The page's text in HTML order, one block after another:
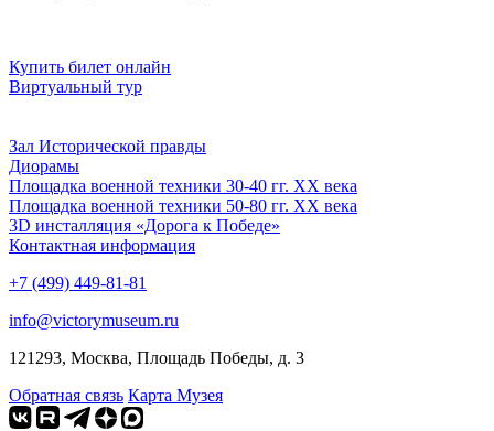
Купить билет онлайн
Виртуальный тур
Зал Исторической правды
Диорамы
Площадка военной техники 30-40 гг. ХХ века
Площадка военной техники 50-80 гг. ХХ века
3D инсталляция «Дорога к Победе»
Контактная информация
+7 (499) 449-81-81
info@victorymuseum.ru
121293, Москва, Площадь Победы, д. 3
Обратная связь Карта Музея